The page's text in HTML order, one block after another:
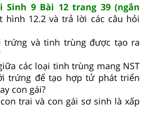
Sinh 9 Bài 12 trang 39 (ngắn
hình 12.2 và trả lời các câu hỏi
và tinh trùng được tạo ra
các loại tinh trùng mang NST
trứng để tạo hợp tử phát triển
con gái?
trai và con gái sơ sinh là xấp